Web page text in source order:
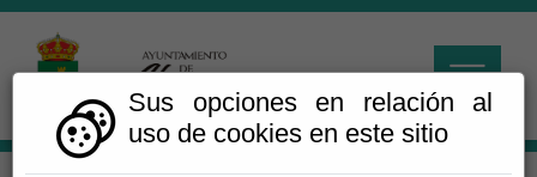
Sus opciones en relación al
uso de cookies en este sitio